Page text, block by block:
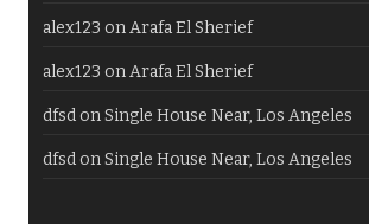
alex123 onArafa El Sherief
alex123 onArafa El Sherief
dfsd onSingle House Near, Los Angeles
dfsd onSingle House Near, Los Angeles